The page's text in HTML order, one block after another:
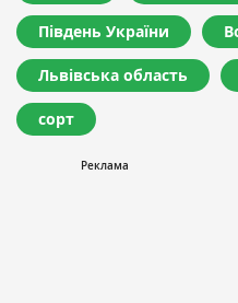
Південь України
Львівська область
сорт